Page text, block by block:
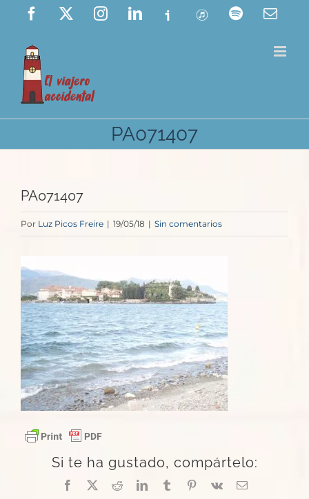
Saltar
contenido
Facebook InstagramLinkedIn
Ivoox ITunes Spotify
PA071407
PA071407
Por Luz Picos Freire | 19/05/18 | Sin comentarios
Si te ha gustado, compártelo:
Facebook
X RedditLinkedInTumblrPinterest
Vk
Correo